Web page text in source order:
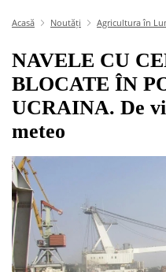
Acasă Noutăți Agricultura în
NAVELE CU
BLOCATE ÎN
UCRAINA. De
meteo